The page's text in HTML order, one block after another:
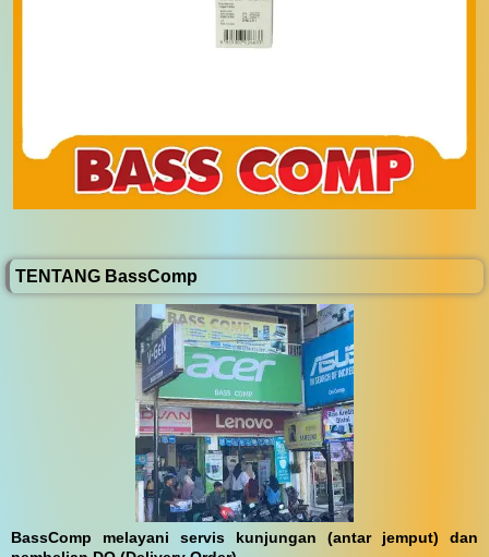
TENTANG BassComp
BassComp melayani servis kunjungan (antar jemput) dan